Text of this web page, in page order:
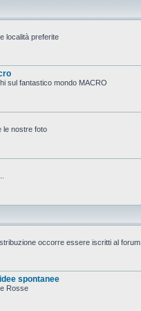
località preferite
sul fantastico mondo MACRO
le nostre foto
occorre essere iscritti al forum.
spontanee
Rosse